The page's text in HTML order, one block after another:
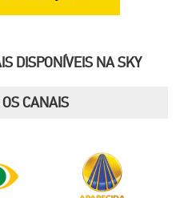
DISPONÍVEIS NA SKY
CANAIS